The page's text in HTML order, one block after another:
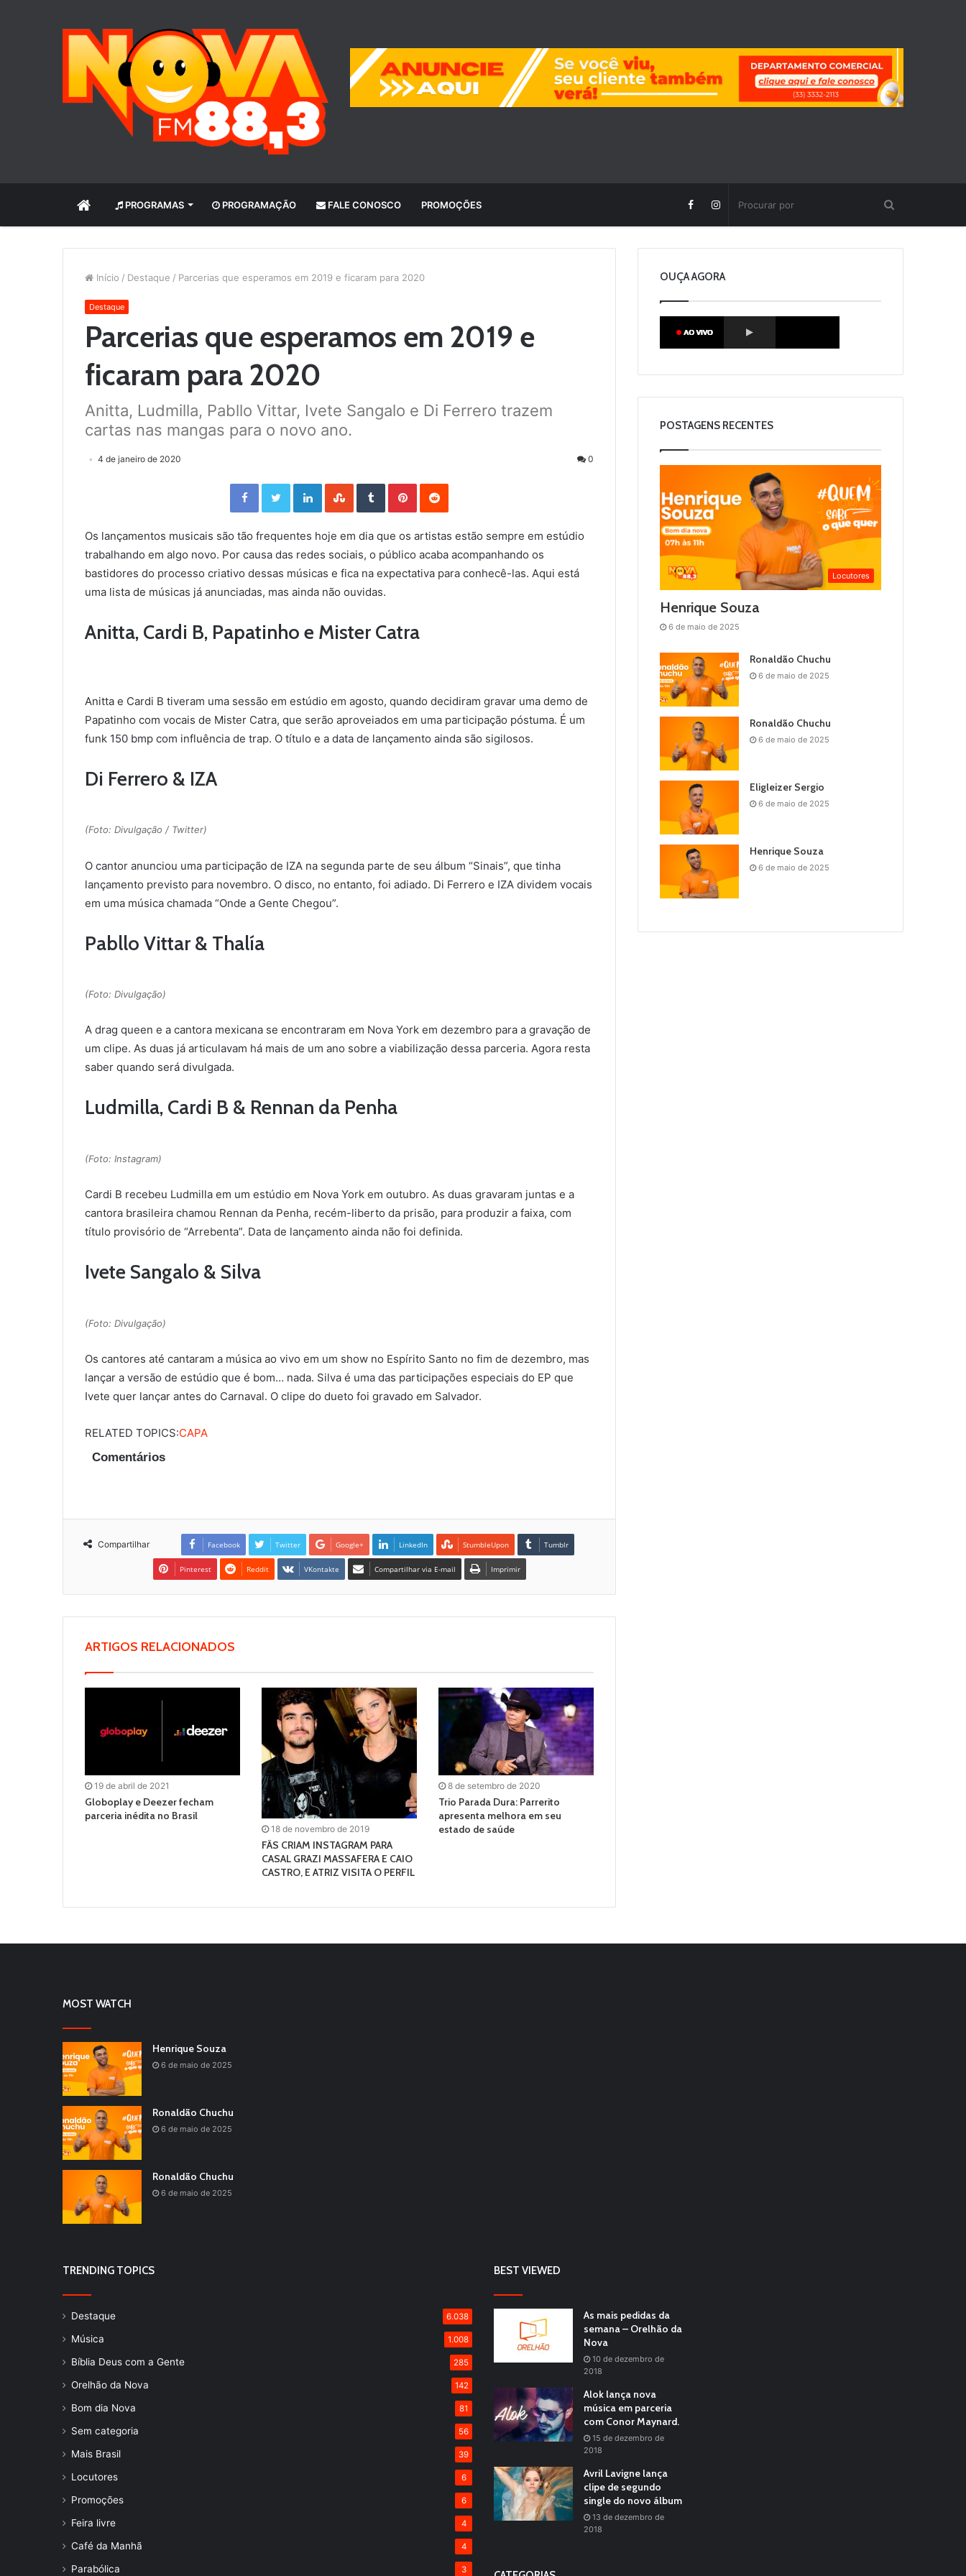
INÍCIO PROGRAMAS PROGRAMAÇÃO FALE CONOSCO PROMOÇÕES
Início / Destaque / Parcerias que esperamos em 2019 e ficaram para 2020
Destaque
Parcerias que esperamos em 2019 e
ficaram para 2020
Anitta, Ludmilla, Pabllo Vittar, Ivete Sangalo e Di Ferrero trazem
cartas nas mangas para o novo ano.
4 de janeiro de 2020 0
Facebook Twitter LinkedIn StumbleUpon Tumblr Pinterest
Os lançamentos musicais são tão frequentes hoje em dia que os artistas estão sempre em estúdio
trabalhando em algo novo. Por causa das redes sociais, o público acaba acompanhando os
bastidores do processo criativo dessas músicas e fica na expectativa para conhecê-las. Aqui está
uma lista de músicas já anunciadas, mas ainda não ouvidas.
Anitta, Cardi B, Papatinho e Mister Catra
Anitta e Cardi B tiveram uma sessão em estúdio em agosto, quando decidiram gravar uma demo de
Papatinho com vocais de Mister Catra, que serão aproveiados em uma participação póstuma. É um
funk 150 bmp com influência de trap. O título e a data de lançamento ainda são sigilosos.
Di Ferrero & IZA
(Foto: Divulgação / Twitter)
O cantor anunciou uma participação de IZA na segunda parte de seu álbum “Sinais”, que tinha
lançamento previsto para novembro. O disco, no entanto, foi adiado. Di Ferrero e IZA dividem vocais
em uma música chamada “Onde a Gente Chegou”.
Pabllo Vittar & Thalía
(Foto: Divulgação)
A drag queen e a cantora mexicana se encontraram em Nova York em dezembro para a gravação de
um clipe. As duas já articulavam há mais de um ano sobre a viabilização dessa parceria. Agora resta
saber quando será divulgada.
Ludmilla, Cardi B & Rennan da Penha
(Foto: Instagram)
Cardi B recebeu Ludmilla em um estúdio em Nova York em outubro. As duas gravaram juntas e a
cantora brasileira chamou Rennan da Penha, recém-liberto da prisão, para produzir a faixa, com
título provisório de “Arrebenta”. Data de lançamento ainda não foi definida.
Ivete Sangalo & Silva
(Foto: Divulgação)
Os cantores até cantaram a música ao vivo em um show no Espírito Santo no fim de dezembro, mas
lançar a versão de estúdio que é bom… nada. Silva é uma das participações especiais do EP que
Ivete quer lançar antes do Carnaval. O clipe do dueto foi gravado em Salvador.
RELATED TOPICS:CAPA
Comentários
Compartilhar Facebook Twitter Google+ LinkedIn StumbleUpon Tumblr
Pinterest Reddit VKontakte Compartilhar via E-mail Imprimir
ARTIGOS RELACIONADOS
19 de abril de 2021
Globoplay e Deezer fecham
parceria inédita no Brasil
18 de novembro de 2019
FÃS CRIAM INSTAGRAM PARA
CASAL GRAZI MASSAFERA E CAIO
CASTRO, E ATRIZ VISITA O PERFIL
8 de setembro de 2020
Trio Parada Dura: Parrerito
apresenta melhora em seu
estado de saúde
OUÇA AGORA
POSTAGENS RECENTES
Locutores
Henrique Souza
6 de maio de 2025
Ronaldão Chuchu
6 de maio de 2025
Ronaldão Chuchu
6 de maio de 2025
Eligleizer Sergio
6 de maio de 2025
Henrique Souza
6 de maio de 2025
MOST WATCH
Henrique Souza
6 de maio de 2025
Ronaldão Chuchu
6 de maio de 2025
Ronaldão Chuchu
6 de maio de 2025
TRENDING TOPICS
Destaque 6.038
Música 1.008
Bíblia Deus com a Gente 285
Orelhão da Nova 142
Bom dia Nova 81
Sem categoria 56
Mais Brasil 39
Locutores 6
Promoções 6
Feira livre 4
Café da Manhã 4
Parabólica 3
BEST VIEWED
As mais pedidas da
semana – Orelhão da
Nova
10 de dezembro de
2018
Alok lança nova
música em parceria
com Conor Maynard.
15 de dezembro de
2018
Avril Lavigne lança
clipe de segundo
single do novo álbum
13 de dezembro de
2018